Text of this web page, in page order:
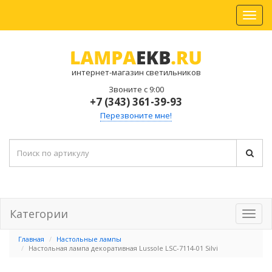
интернет-магазин светильников
Звоните с 9:00
+7 (343) 361-39-93
Перезвоните мне!
Категории
Главная
Настольные лампы
Настольная лампа декоративная Lussole LSC-7114-01 Silvi